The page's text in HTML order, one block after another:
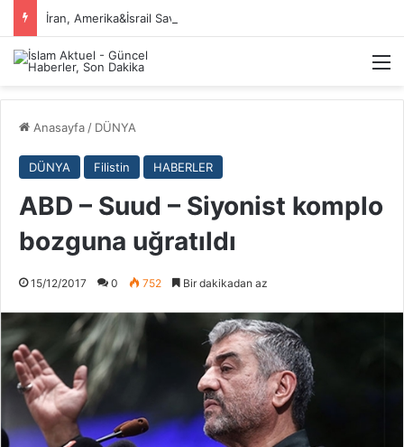
İran, Amerika&İsrail Savaşı Hakkında
Anasayfa / DÜNYA
DÜNYA Filistin HABERLER
ABD – Suud – Siyonist komplo
bozguna uğratıldı
15/12/2017 0 752 Bir dakikadan az